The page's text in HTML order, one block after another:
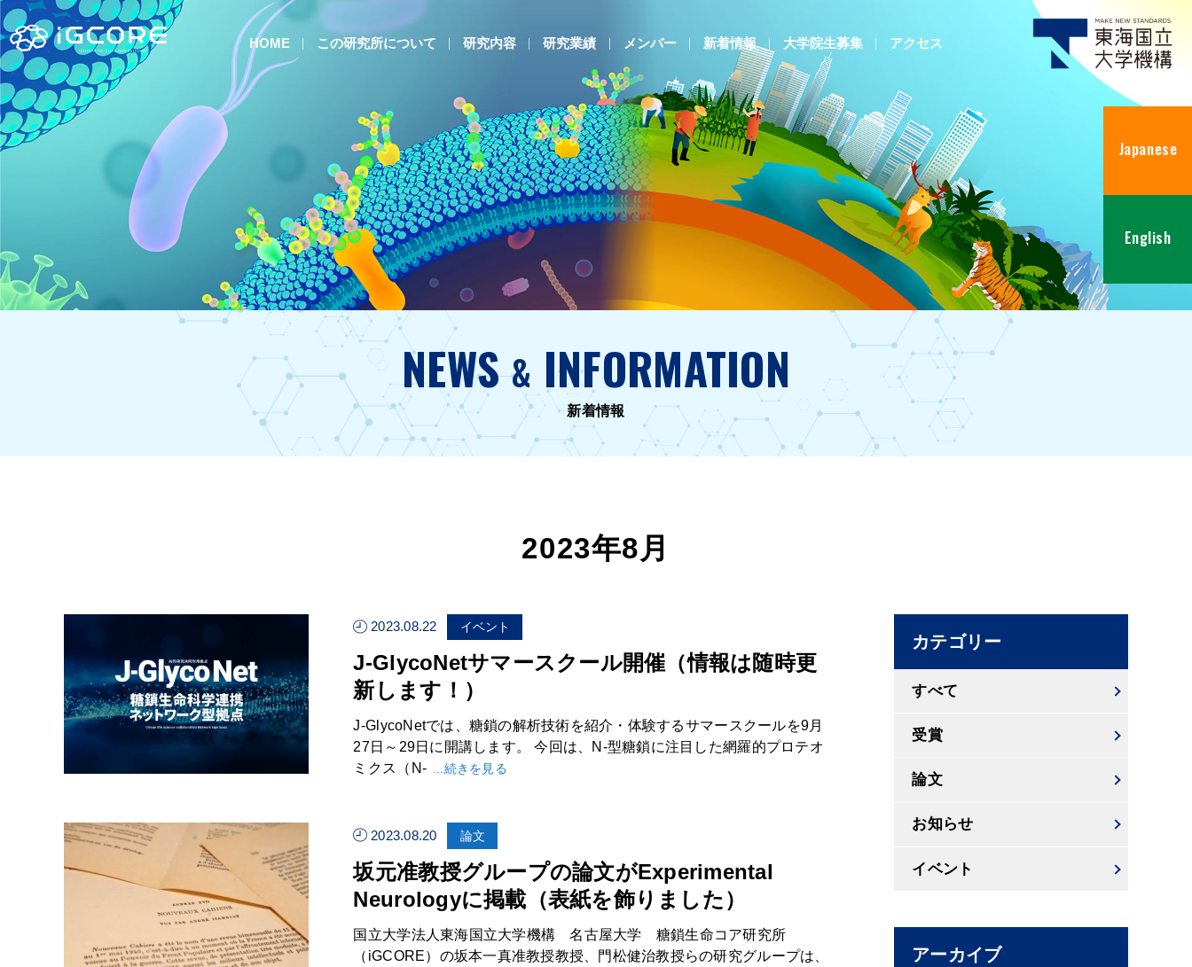
HOME この研究所について 研究内容 研究業績 メンバー 新着情報 大学院生募集 アクセス
Japanese
English
NEWS& INFORMATION
新着情報
2023年8月
2023.08.22 イベント
J-GlycoNetサマースクール開催（情報は随時更
新します！）
J-GlycoNetでは、糖鎖の解析技術を紹介・体験するサマースクールを9月
27日～29日に開講します。 今回は、N-型糖鎖に注目した網羅的プロテオ
ミクス（N- ...続きを見る
2023.08.20 論文
坂元准教授グループの論文がExperimental
Neurologyに掲載（表紙を飾りました）
国立大学法人東海国立大学機構 名古屋大学 糖鎖生命コア研究所
（iGCORE）の坂本一真准教授教授、門松健治教授らの研究グループは、
カテゴリー
すべて
受賞
論文
お知らせ
イベント
アーカイブ